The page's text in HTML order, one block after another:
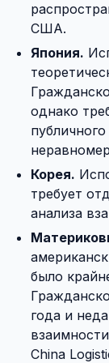
США.
Япония.
однако
Корея.
требует
анализа
было
года и
China